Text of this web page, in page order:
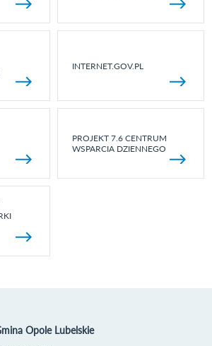
INTERNET.GOV.PL
PROJEKT 7.6 CENTRUM
WSPARCIA DZIENNEGO
Opole Lubelskie